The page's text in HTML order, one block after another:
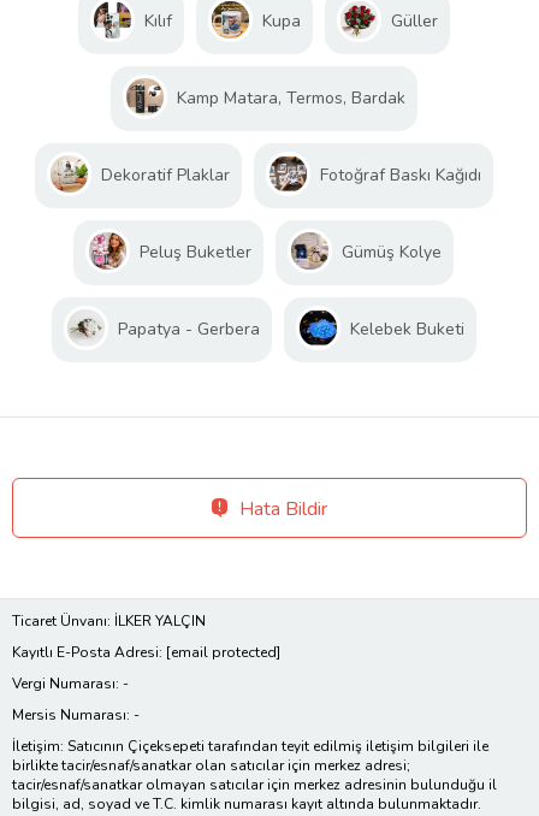
Kılıf Kupa Güller
Kamp Matara, Termos, Bardak
Dekoratif Plaklar Fotoğraf Baskı Kağıdı
Peluş Buketler Gümüş Kolye
Papatya - Gerbera Kelebek Buketi
Hata Bildir
Ticaret Ünvanı: İLKER YALÇIN
Kayıtlı E-Posta Adresi: [email protected]
Vergi Numarası: -
Mersis Numarası: -
İletişim: Satıcının Çiçeksepeti tarafından teyit edilmiş iletişim bilgileri ile
birlikte tacir/esnaf/sanatkar olan satıcılar için merkez adresi;
tacir/esnaf/sanatkar olmayan satıcılar için merkez adresinin bulunduğu il
bilgisi, ad, soyad ve T.C. kimlik numarası kayıt altında bulunmaktadır.